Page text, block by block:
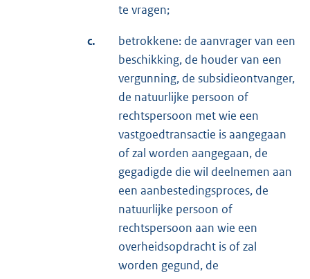
te vragen;
c.
betrokkene: de aanvrager van een
beschikking, de houder van een
vergunning, de subsidieontvanger,
de natuurlijke persoon of
rechtspersoon met wie een
vastgoedtransactie is aangegaan
of zal worden aangegaan, de
gegadigde die wil deelnemen aan
een aanbestedingsproces, de
natuurlijke persoon of
rechtspersoon aan wie een
overheidsopdracht is of zal
worden gegund, de